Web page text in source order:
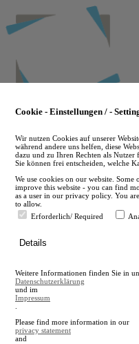
to
main
en
A
A
Cookie - Einstellungen / -
Wir nutzen Cookies auf unserer
während andere uns helfen, diese
dazu und zu Ihren Rechten als Nutzer
Sie können frei entscheiden, welche
We use cookies on our website. Some
improve this website - you can find
as a user in our privacy policy. You
to allow.
Erforderlich/ Required
Details
Weitere Informationen finden Sie in
Datenschutzerklärung
und im
Impressum
Please find more information in our
privacy statement
and